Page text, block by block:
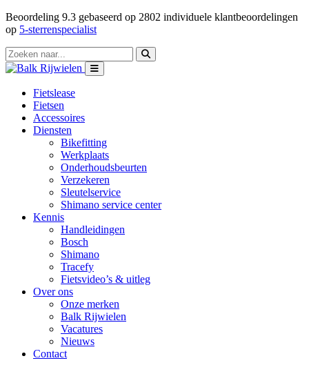
Beoordeling 9.3 gebaseerd op 2802 individuele klantbeoordelingen
op 5-sterrenspecialist
Fietslease
Fietsen
Accessoires
Diensten
Bikefitting
Werkplaats
Onderhoudsbeurten
Verzekeren
Sleutelservice
Shimano service center
Kennis
Handleidingen
Bosch
Shimano
Tracefy
Fietsvideo’s & uitleg
Over ons
Onze merken
Balk Rijwielen
Vacatures
Nieuws
Contact